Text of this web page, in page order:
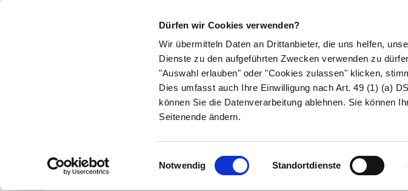
Dürfen wir Cookies verwenden?
Wir übermitteln Daten an Drittanbieter, die uns helfen,
Dienste zu den aufgeführten Zwecken verwenden zu
"Auswahl erlauben" oder "Cookies zulassen" klicken,
Dies umfasst auch Ihre Einwilligung nach Art. 49 (1) (a)
können Sie die Datenverarbeitung ablehnen. Sie können
Seitenende ändern.
Einwilligungsauswahl
Notwendig Standortdienste
Symptome Therapie Medikamente
FERRUM